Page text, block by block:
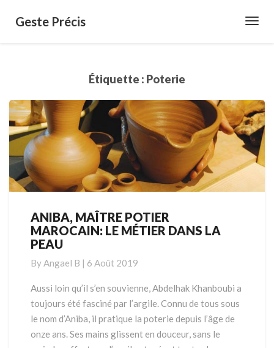
Geste Précis
Étiquette : Poterie
ANIBA,
MAÎTRE
POTIER
MAROCAIN:
LE
MÉTIER
LA
PEAU
ANIBA, MAÎTRE POTIER
MAROCAIN: LE MÉTIER DANS LA
PEAU
ByAngael B | 6 Août 2019
Aussi loin qu’il s’en souvienne, Abdelhak Khanboubi a
toujours été fasciné par l’argile. Connu de tous sous
le nom d’Aniba, il pratique la poterie depuis l’âge de
onze ans. Ses mains glissent en douceur, sans le